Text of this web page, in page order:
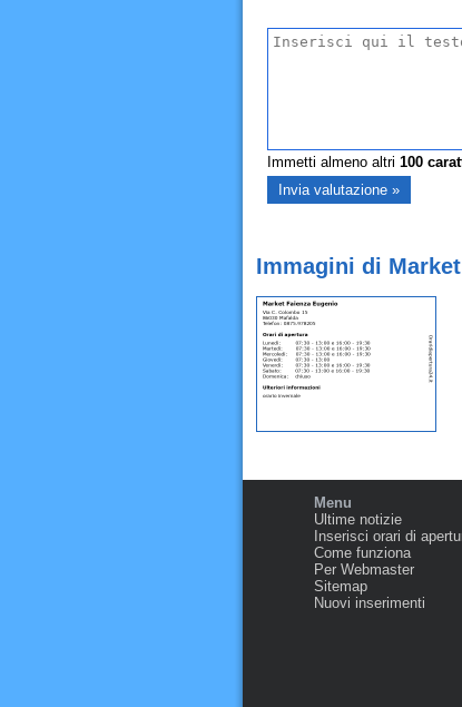
Immetti almeno altri 100
Immagini di
Menu
Ultime notizie
Inserisci orari di
Come funziona
Per Webmaster
Sitemap
Nuovi inserimenti